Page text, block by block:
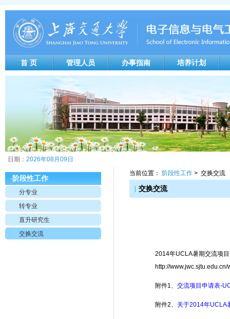
首 页 管理人员 办事指南 培养计划
日期： 2026年08月09日
· 阶段性工作
分专业
转专业
直升研究生
交换交流
当前位置： 阶段性工作 > 交换交流
交换交流
2014年UCLA暑期交流项
http://
附件1、交流项目申请表-
附件2、 关于2014年UCLA